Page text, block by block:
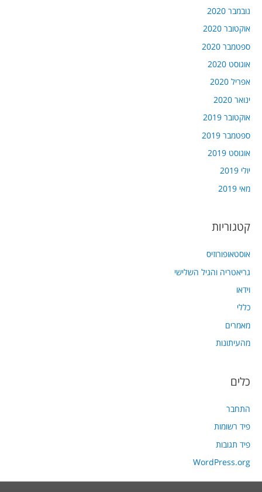
נובמבר 2020
אוקטובר 2020
ספטמבר 2020
אוגוסט 2020
אפריל 2020
ינואר 2020
אוקטובר 2019
ספטמבר 2019
אוגוסט 2019
יולי 2019
מאי 2019
קטגוריות
אוסטאופורוזיס
גריאטריה והגיל השלישי
וידאו
כללי
מאמרים
מהעיתונות
כלים
התחבר
פיד רשומות
פיד תגובות
WordPress.org